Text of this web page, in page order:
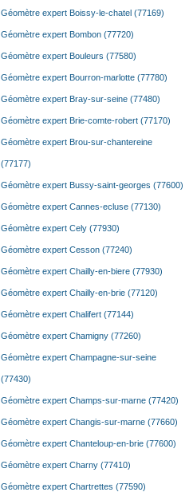
Géomètre expert Boissy-le-chatel (77169)
Géomètre expert Bombon (77720)
Géomètre expert Bouleurs (77580)
Géomètre expert Bourron-marlotte (77780)
Géomètre expert Bray-sur-seine (77480)
Géomètre expert Brie-comte-robert (77170)
Géomètre expert Brou-sur-chantereine
(77177)
Géomètre expert Bussy-saint-georges (77600)
Géomètre expert Cannes-ecluse (77130)
Géomètre expert Cely (77930)
Géomètre expert Cesson (77240)
Géomètre expert Chailly-en-biere (77930)
Géomètre expert Chailly-en-brie (77120)
Géomètre expert Chalifert (77144)
Géomètre expert Chamigny (77260)
Géomètre expert Champagne-sur-seine
(77430)
Géomètre expert Champs-sur-marne (77420)
Géomètre expert Changis-sur-marne (77660)
Géomètre expert Chanteloup-en-brie (77600)
Géomètre expert Charny (77410)
Géomètre expert Chartrettes (77590)